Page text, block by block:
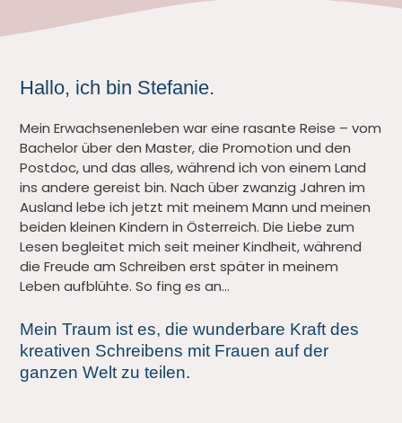
Hallo, ich bin Stefanie.
Mein Erwachsenenleben war eine rasante Reise – vom
Bachelor über den Master, die Promotion und den
Postdoc, und das alles, während ich von einem Land
ins andere gereist bin. Nach über zwanzig Jahren im
Ausland lebe ich jetzt mit meinem Mann und meinen
beiden kleinen Kindern in Österreich. Die Liebe zum
Lesen begleitet mich seit meiner Kindheit, während
die Freude am Schreiben erst später in meinem
Leben aufblühte. So fing es an…
Mein Traum ist es, die wunderbare Kraft des
kreativen Schreibens mit Frauen auf der
ganzen Welt zu teilen.